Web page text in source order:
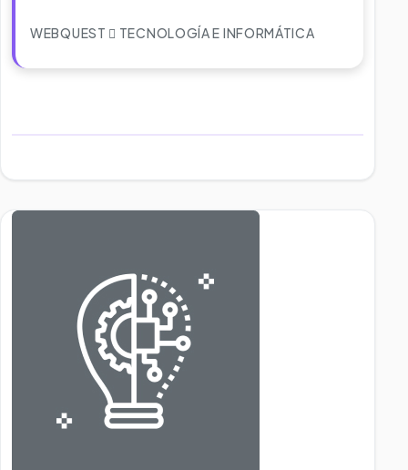
WEBQUEST TECNOLOGÍA E INFORMÁTICA